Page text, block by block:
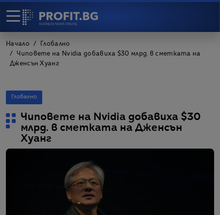
Начало
Глобално
Чиповете на Nvidia добавиха $30 млрд. в сметката на
Дженсън Хуанг
Глобално
Чиповете на Nvidia добавиха $30
млрд. в сметката на Дженсън
Хуанг